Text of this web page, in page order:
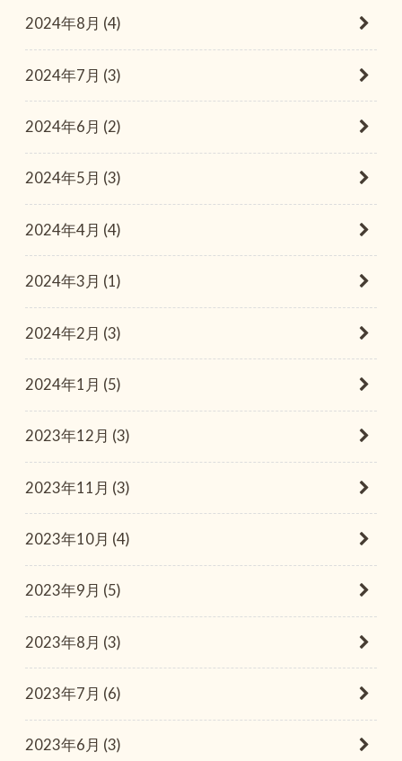
2024年8月 (4)
2024年7月 (3)
2024年6月 (2)
2024年5月 (3)
2024年4月 (4)
2024年3月 (1)
2024年2月 (3)
2024年1月 (5)
2023年12月 (3)
2023年11月 (3)
2023年10月 (4)
2023年9月 (5)
2023年8月 (3)
2023年7月 (6)
2023年6月 (3)